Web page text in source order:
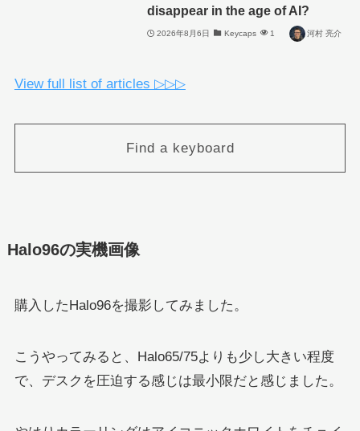
disappear in the age of AI?
2026年8月6日 Keycaps 1 河村 亮介
View full list of articles ▷▷▷
Find a keyboard
Halo96の実機画像
購入したHalo96を撮影してみました。
こうやってみると、Halo65/75よりも少し大きい程度
で、デスクを圧迫する感じは最小限だと感じました。